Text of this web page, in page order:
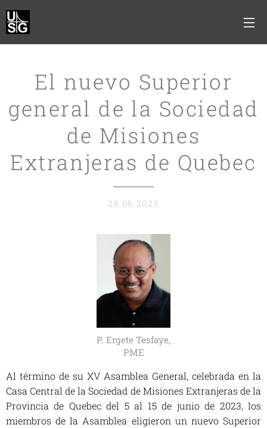
El nuevo Superior
general de la Sociedad
de Misiones
Extranjeras de Quebec
28.06.2023
P. Ergete Tesfaye,
PME
Al término de su XV Asamblea General, celebrada en la
Casa Central de la Sociedad de Misiones Extranjeras de la
Provincia de Quebec del 5 al 15 de junio de 2023, los
miembros de la Asamblea eligieron un nuevo Superior